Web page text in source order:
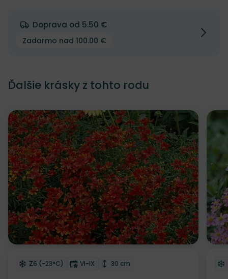
Doprava od 5.50 €
Zadarmo nad 100.00 €
Ďalšie krásky z tohto rodu
Odober do zoznamu želaní
Mrazuvzdornosť
Z6 (-23°C) Doba kvitnutia
VI-IX Výška rastliny
30 cm